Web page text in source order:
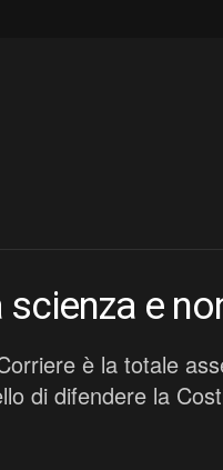
scienza e
è la totale
di difendere la